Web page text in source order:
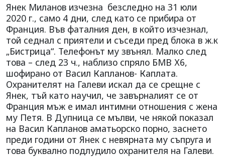
Янек Миланов изчезна безследно на 31 юли
2020 г., само 4 дни, след като се прибира от
Франция. Във фаталния ден, в който изчезнал,
той седнал с приятели и съседи пред блока в ж.к
„Бистрица“. Телефонът му звънял. Малко след
това – след 23 ч., наблизо спряло БМВ Х6,
шофирано от Васил Капланов- Каплата.
Охранителят на Галеви искал да се срещне с
Янек, тъй като научил, че завърналият се от
Франция мъж е имал интимни отношения с жена
му Петя. В Дупница се мълви, че някой показал
на Васил Капланов аматьорско порно, заснето
преди години от Янек с невярната му съпруга и
това буквално подлудило охранителя на Галеви.